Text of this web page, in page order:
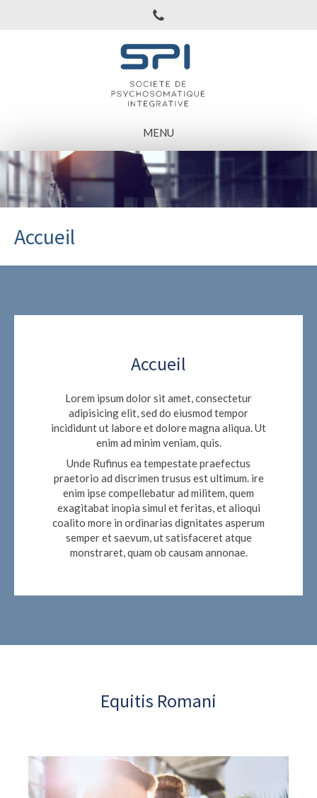
MENU
Accueil
Accueil
Lorem ipsum dolor sit amet, consectetur
adipisicing elit, sed do eiusmod tempor
incididunt ut labore et dolore magna aliqua. Ut
enim ad minim veniam, quis.
Unde Rufinus ea tempestate praefectus
praetorio ad discrimen trusus est ultimum. ire
enim ipse compellebatur ad militem, quem
exagitabat inopia simul et feritas, et alioqui
coalito more in ordinarias dignitates asperum
semper et saevum, ut satisfaceret atque
monstraret, quam ob causam annonae.
Equitis Romani